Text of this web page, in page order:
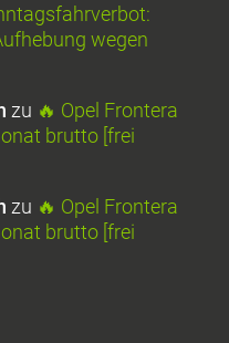
wegen
zu 🔥 Opel Frontera
brutto [frei
zu 🔥 Opel Frontera
brutto [frei